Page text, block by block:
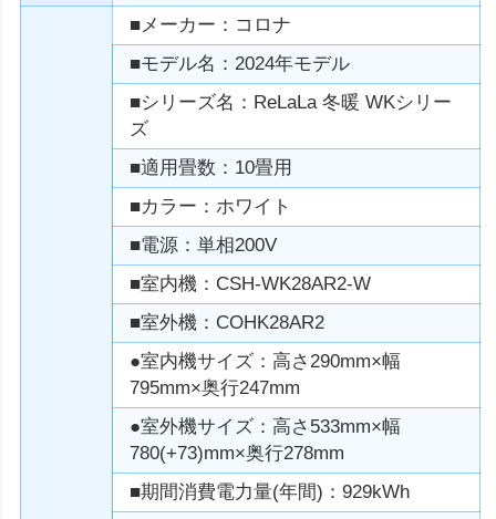
■メーカー：コロナ
■モデル名：2024年モデル
■シリーズ名：ReLaLa 冬暖 WKシリー
ズ
■適用畳数：10畳用
■カラー：ホワイト
■電源：単相200V
■室内機：CSH-WK28AR2-W
■室外機：COHK28AR2
●室内機サイズ：高さ290mm×幅
795mm×奥行247mm
●室外機サイズ：高さ533mm×幅
780(+73)mm×奥行278mm
■期間消費電力量(年間)：929kWh